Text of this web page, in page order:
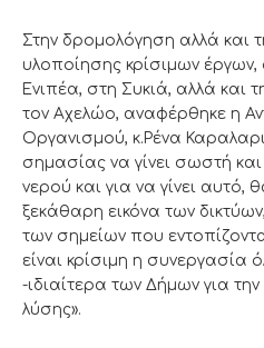
Στην δρομολόγηση αλλά και
υλοποίησης κρίσιμων
Ενιπέα, στη Συκιά, αλλά
τον Αχελώο, αναφέρθηκε η
Οργανισμού, κ.Ρένα
σημασίας να γίνει σωστή
νερού και για να γίνει αυτό,
ξεκάθαρη εικόνα των
των σημείων που
είναι κρίσιμη η συνεργασία
-ιδιαίτερα των Δήμων για την
λύσης».